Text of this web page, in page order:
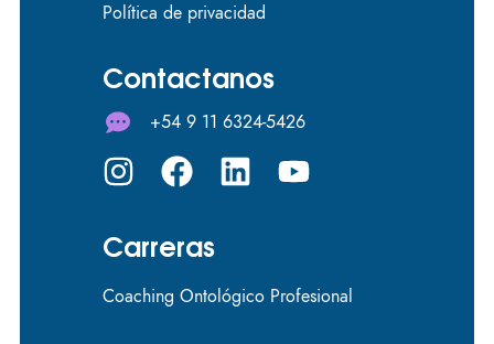
Política de privacidad
Contactanos
+54 9 11 6324-5426
Carreras
Coaching Ontológico Profesional